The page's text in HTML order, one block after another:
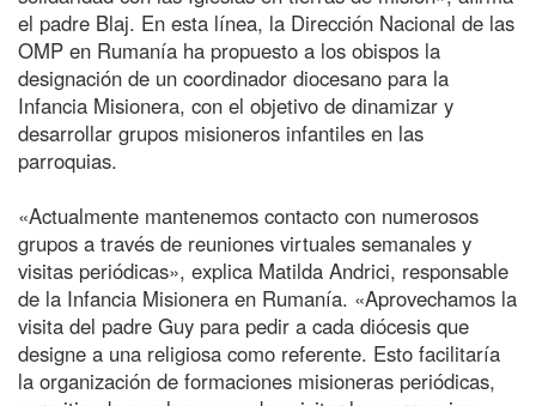
el padre Blaj. En esta línea, la Dirección Nacional de las
OMP en Rumanía ha propuesto a los obispos la
designación de un coordinador diocesano para la
Infancia Misionera, con el objetivo de dinamizar y
desarrollar grupos misioneros infantiles en las
parroquias.
«Actualmente mantenemos contacto con numerosos
grupos a través de reuniones virtuales semanales y
visitas periódicas», explica Matilda Andrici, responsable
de la Infancia Misionera en Rumanía. «Aprovechamos la
visita del padre Guy para pedir a cada diócesis que
designe a una religiosa como referente. Esto facilitaría
la organización de formaciones misioneras periódicas,